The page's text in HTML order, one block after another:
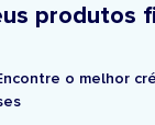
produtos
o melhor